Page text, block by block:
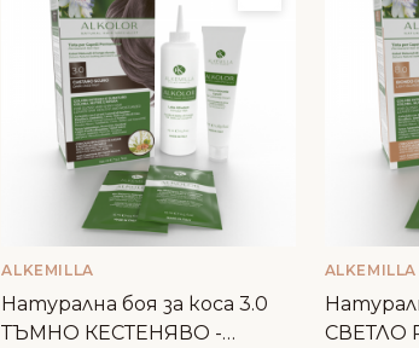
ALKEMILLA
Натурална боя за коса 3.0
ТЪМНО КЕСТЕНЯВО -
ALKEMILLA
СВЕТЛО